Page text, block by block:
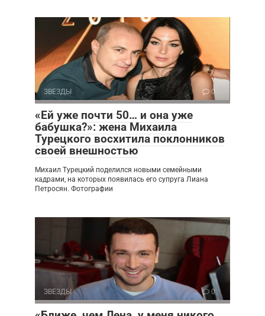
ЗВЕЗДЫ 0
«Ей уже почти 50… и она уже
бабушка?»: жена Михаила
Турецкого восхитила поклонников
своей внешностью
Михаил Турецкий поделился новыми семейными
кадрами, на которых появилась его супруга Лиана
Петросян. Фотографии
ЗВЕЗДЫ 0